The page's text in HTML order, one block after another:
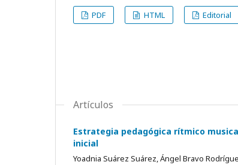
PDF HTML Editorial
Artículos
Estrategia pedagógica rítmico
inicial
Yoadnia Suárez Suárez, Ángel Bravo